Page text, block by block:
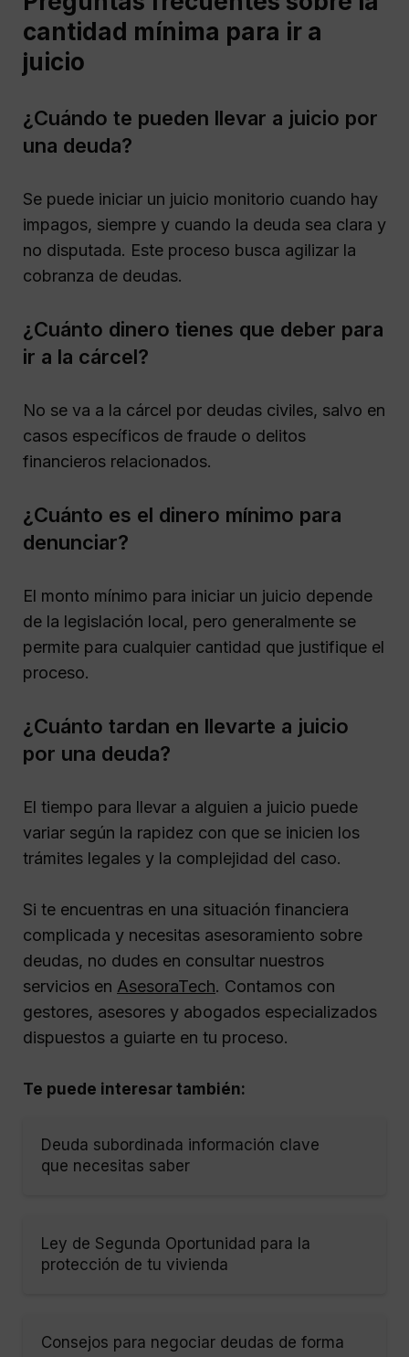
cantidad mínima para ir a
juicio
¿Cuándo te pueden llevar a juicio por
una deuda?
Se puede iniciar un juicio monitorio cuando hay
impagos, siempre y cuando la deuda sea clara y
no disputada. Este proceso busca agilizar la
cobranza de deudas.
¿Cuánto dinero tienes que deber para
ir a la cárcel?
No se va a la cárcel por deudas civiles, salvo en
casos específicos de fraude o delitos
financieros relacionados.
¿Cuánto es el dinero mínimo para
denunciar?
El monto mínimo para iniciar un juicio depende
de la legislación local, pero generalmente se
permite para cualquier cantidad que justifique el
proceso.
¿Cuánto tardan en llevarte a juicio
por una deuda?
El tiempo para llevar a alguien a juicio puede
variar según la rapidez con que se inicien los
trámites legales y la complejidad del caso.
Si te encuentras en una situación financiera
complicada y necesitas asesoramiento sobre
deudas, no dudes en consultar nuestros
servicios en AsesoraTech. Contamos con
gestores, asesores y abogados especializados
dispuestos a guiarte en tu proceso.
Te puede interesar también:
Deuda subordinada información clave
que necesitas saber
Ley de Segunda Oportunidad para la
protección de tu vivienda
Consejos para negociar deudas de forma